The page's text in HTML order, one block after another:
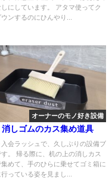
にしています。 アタマ使ってク
ンするのにひんやり...
オーナーのモノ好き設備
しゴムのカス集め道具
会ラッシュで、久しぶりの設備ブ
す。 帰る際に、机の上の消しカス
集めて、手のひらに乗せてゴミ箱に
っている姿を見まし...